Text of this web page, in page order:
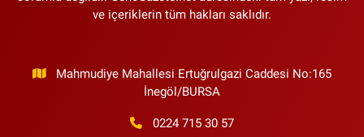
ve içeriklerin tüm hakları saklıdır.
Mahmudiye Mahallesi Ertuğrulgazi Caddesi No:165
İnegöl/BURSA
0224 715 30 57